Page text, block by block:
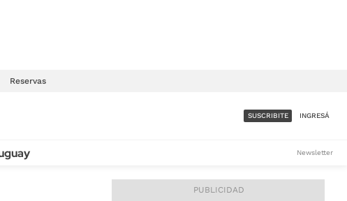
Reservas
ACCESO FULL - $1.800/MES
SUSCRIBITE INGRESÁ
Newsletter